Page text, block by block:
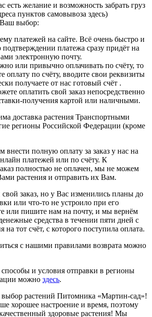
есть желание и возможность забрать груз
пунктов самовывоза здесь)
выбор:
платежей на сайте. Всё очень быстро и
подтверждении платежа сразу придёт на
электронную почту.
или привычно оплачивать по счёту, то
оплату по счёту, вводите свои реквизиты
получаете от нас готовый счёт .
оплатить свой заказ непосредственно
получения картой или наличными.
доставка растения Транспортными
регионы Российской Федерации (кроме
полную оплату за заказ у нас на
платежей или по счёту. К
полностью не оплачен, мы не можем
растения и отправить их Вам.
заказ, но у Вас изменились планы до
или что-то не устроило при его
или пишите нам на почту, и мы вернём
средства в течении пяти дней с
тот счёт, с которого поступила оплата.
с нашими правилами возврата можно
и условия отправки в регионы
можно здесь.
выбор растений Питомника «Мартин-сад»!
хорошее настроение и время, поэтому
здоровые растения! Мы